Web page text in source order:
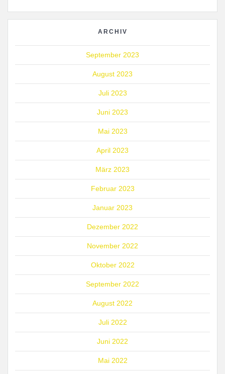
ARCHIV
September 2023
August 2023
Juli 2023
Juni 2023
Mai 2023
April 2023
März 2023
Februar 2023
Januar 2023
Dezember 2022
November 2022
Oktober 2022
September 2022
August 2022
Juli 2022
Juni 2022
Mai 2022